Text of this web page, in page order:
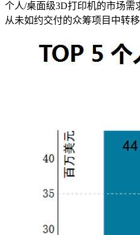
个人/桌面级3D打印机的市场
从未如约交付的众筹项目中转